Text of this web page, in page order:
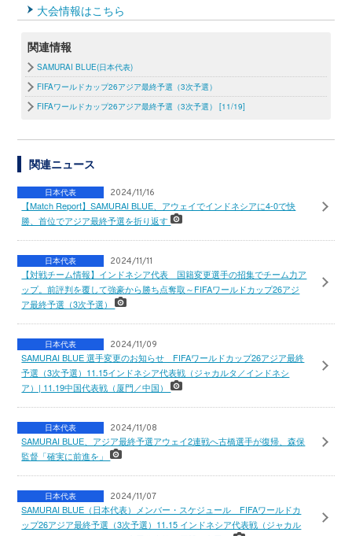
大会情報はこちら
関連情報
SAMURAI BLUE(日本代表)
FIFAワールドカップ26アジア最終予選（3次予選）
FIFAワールドカップ26アジア最終予選（3次予選） [11/19]
関連ニュース
日本代表 2024/11/16
【Match Report】SAMURAI BLUE、アウェイでインドネシアに4-0で快
勝、首位でアジア最終予選を折り返す
日本代表 2024/11/11
【対戦チーム情報】インドネシア代表 国籍変更選手の招集でチーム力ア
ップ。前評判を覆して強豪から勝ち点奪取～FIFAワールドカップ26アジ
ア最終予選（3次予選）
日本代表 2024/11/09
SAMURAI BLUE 選手変更のお知らせ FIFAワールドカップ26アジア最終
予選（3次予選）11.15インドネシア代表戦（ジャカルタ／インドネシ
ア）| 11.19中国代表戦（厦門／中国）
日本代表 2024/11/08
SAMURAI BLUE、アジア最終予選アウェイ2連戦へ古橋選手が復帰、森保
監督「確実に前進を」
日本代表 2024/11/07
SAMURAI BLUE（日本代表）メンバー・スケジュール FIFAワールドカ
ップ26アジア最終予選（3次予選）11.15 インドネシア代表戦（ジャカル